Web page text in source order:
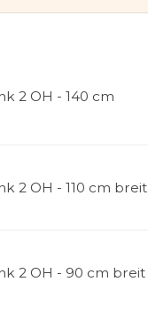
2 OH - 140 cm
2 OH - 110 cm breit
2 OH - 90 cm breit